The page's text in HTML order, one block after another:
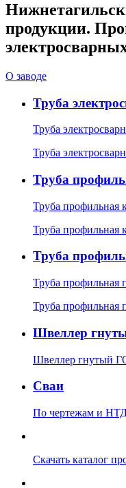
продукции.
О заводе
Труба
Труба
Труба
Труба
Труба профильная
Труба профильная
Труба
Труба профильная
Труба профильная
Швеллер
Швеллер гнутый
Сваи
По чертежам и НТД
Скачать каталог